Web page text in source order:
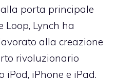
porta principale
Loop, Lynch ha
alla creazione
rivoluzionario
iPhone e iPad.